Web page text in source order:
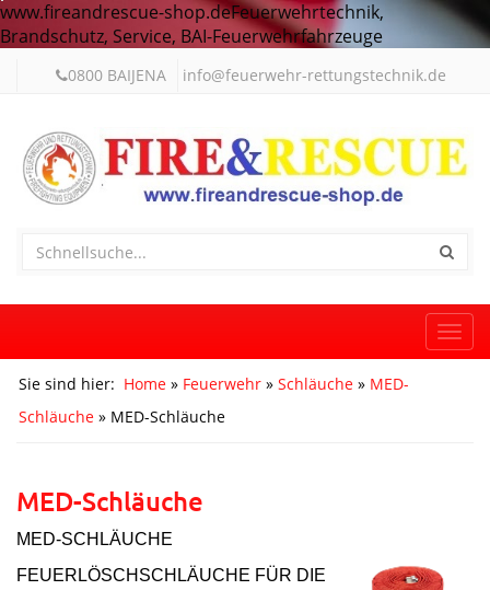
www.fireandrescue-shop.deFeuerwehrtechnik,
Brandschutz, Service, BAI-Feuerwehrfahrzeuge
0800 BAIJENA info@feuerwehr-rettungstechnik.de
Sie sind hier: Home » Feuerwehr » Schläuche » MED-
Schläuche » MED-Schläuche
MED-Schläuche
MED-SCHLÄUCHE
FEUERLÖSCHSCHLÄUCHE FÜR DIE